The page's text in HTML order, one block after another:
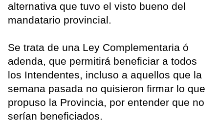
alternativa que tuvo el visto bueno del
mandatario provincial.
Se trata de una Ley Complementaria ó
adenda, que permitirá beneficiar a todos
los Intendentes, incluso a aquellos que la
semana pasada no quisieron firmar lo que
propuso la Provincia, por entender que no
serían beneficiados.